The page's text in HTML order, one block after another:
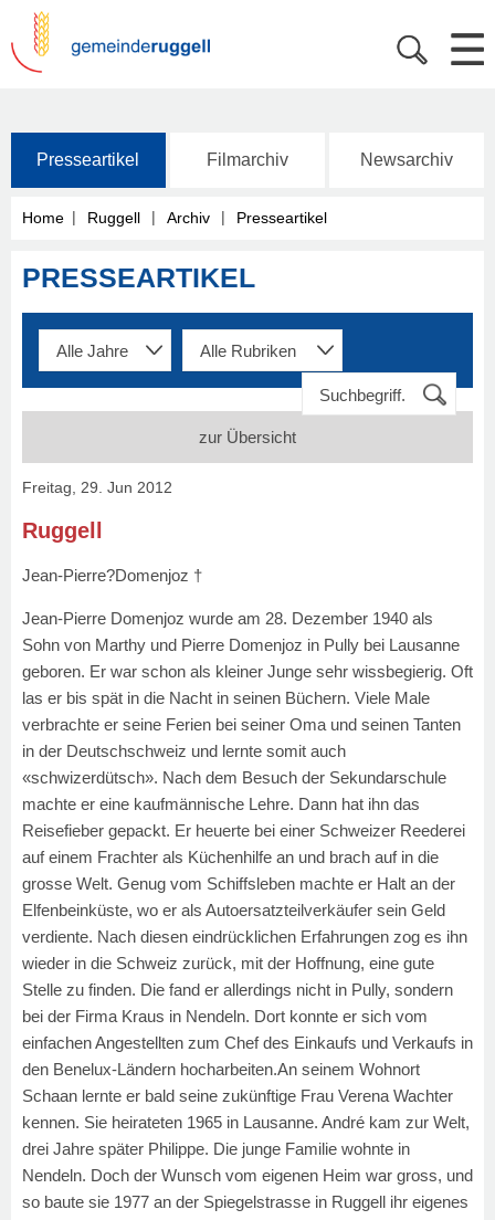
Presseartikel Filmarchiv Newsarchiv
Home | Ruggell | Archiv | Presseartikel
PRESSEARTIKEL
zur Übersicht
Freitag, 29. Jun 2012
Ruggell
Jean-Pierre?Domenjoz †
Jean-Pierre Domenjoz wurde am 28. Dezember 1940 als
Sohn von Marthy und Pierre Domenjoz in Pully bei Lausanne
geboren. Er war schon als kleiner Junge sehr wissbegierig. Oft
las er bis spät in die Nacht in seinen Büchern. Viele Male
verbrachte er seine Ferien bei seiner Oma und seinen Tanten
in der Deutschschweiz und lernte somit auch
«schwizerdütsch». Nach dem Besuch der Sekundarschule
machte er eine kaufmännische Lehre. Dann hat ihn das
Reisefieber gepackt. Er heuerte bei einer Schweizer Reederei
auf einem Frachter als Küchenhilfe an und brach auf in die
grosse Welt. Genug vom Schiffsleben machte er Halt an der
Elfenbeinküste, wo er als Autoersatzteilverkäufer sein Geld
verdiente. Nach diesen eindrücklichen Erfahrungen zog es ihn
wieder in die Schweiz zurück, mit der Hoffnung, eine gute
Stelle zu finden. Die fand er allerdings nicht in Pully, sondern
bei der Firma Kraus in Nendeln. Dort konnte er sich vom
einfachen Angestellten zum Chef des Einkaufs und Verkaufs in
den Benelux-Ländern hocharbeiten.An seinem Wohnort
Schaan lernte er bald seine zukünftige Frau Verena Wachter
kennen. Sie heirateten 1965 in Lausanne. André kam zur Welt,
drei Jahre später Philippe. Die junge Familie wohnte in
Nendeln. Doch der Wunsch vom eigenen Heim war gross, und
so baute sie 1977 an der Spiegelstrasse in Ruggell ihr eigenes